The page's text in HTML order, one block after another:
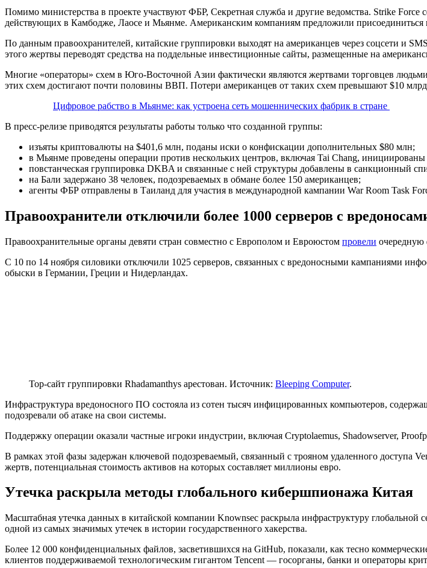
Помимо министерства в проекте участвуют ФБР, Секретная служба и другие ведомства. Strike
действующих в Камбодже, Лаосе и Мьянме. Американским компаниям предложили присоединиться
По данным правоохранителей, китайские группировки выходят на американцев через соцсети и
этого жертвы переводят средства на поддельные инвестиционные сайты, размещенные на
Многие «операторы» схем в Юго-Восточной Азии фактически являются жертвами торговцев
этих схем достигают почти половины ВВП. Потери американцев от таких схем превышают $10
Цифровое рабство в Мьянме: как устроена сеть мошеннических фабрик в стране
В пресс-релизе приводятся результаты работы только что созданной группы:
изъяты криптовалюты на $401,6 млн, поданы иски о конфискации дополнительных $80 млн;
в Мьянме проведены операции против нескольких центров, включая Tai Chang,
повстанческая группировка DKBA и связанные с ней структуры добавлены в санкционный
на Бали задержано 38 человек, подозреваемых в обмане более 150 американцев;
агенты ФБР отправлены в Таиланд для участия в международной кампании War Room Task
Правоохранители отключили более 1000 серверов с
Правоохранительные органы девяти стран совместно с Европолом и Евроюстом провели очередную
С 10 по 14 ноября силовики отключили 1025 серверов, связанных с вредоносными кампаниями
обыски в Германии, Греции и Нидерландах.
Тор-сайт группировки Rhadamanthys арестован. Источник: Bleeping Computer.
Инфраструктура вредоносного ПО состояла из сотен тысяч инфицированных компьютеров,
подозревали об атаке на свои системы.
Поддержку операции оказали частные игроки индустрии, включая Cryptolaemus, Shadowserver,
В рамках этой фазы задержан ключевой подозреваемый, связанный с трояном удаленного доступа
жертв, потенциальная стоимость активов на которых составляет миллионы евро.
Утечка раскрыла методы глобального кибершпионажа Китая
Масштабная утечка данных в китайской компании Knownsec раскрыла инфраструктуру глобальной
одной из самых значимых утечек в истории государственного хакерства.
Более 12 000 конфиденциальных файлов, засветившихся на GitHub, показали, как тесно
клиентов поддерживаемой технологическим гигантом Tencent — госорганы, банки и операторы